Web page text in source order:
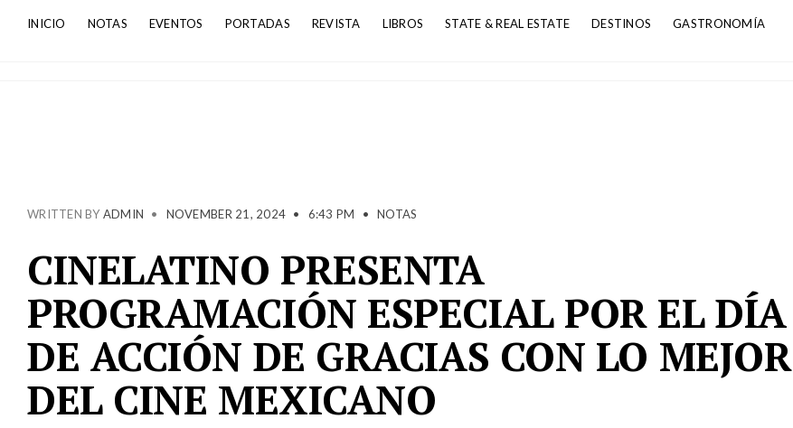
INICIO NOTAS EVENTOS PORTADAS REVISTA LIBROS STATE & REAL ESTATE DESTINOS GASTRONOMÍA
WRITTEN BY ADMIN • NOVEMBER 21, 2024 • 6:43 PM • NOTAS
CINELATINO PRESENTA
PROGRAMACIÓN ESPECIAL POR EL DÍA
DE ACCIÓN DE GRACIAS CON LO MEJOR
DEL CINE MEXICANO